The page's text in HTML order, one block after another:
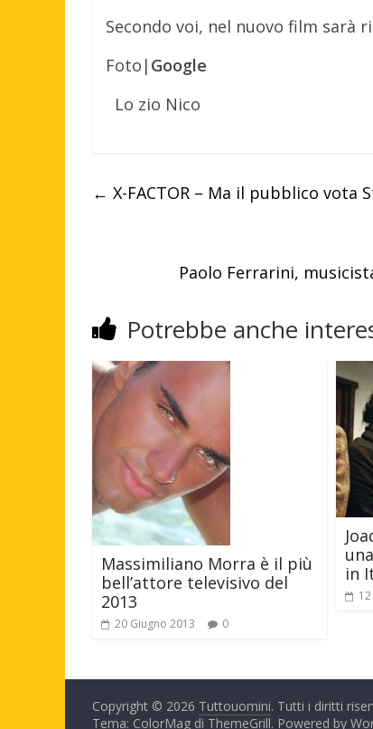
Secondo voi, nel nuovo film sarà
Foto| Google
Lo zio Nico
← X-FACTOR – Ma il pubblico vota
Paolo Ferrarini,
Potrebbe anche
Massimiliano Morra è il più
bell’attore televisivo del
2013
20 Giugno 2013 0
in
Copyright © 2026 Tuttouomini. Tutti i diritti
Tema: ColorMag di ThemeGrill. Powered by